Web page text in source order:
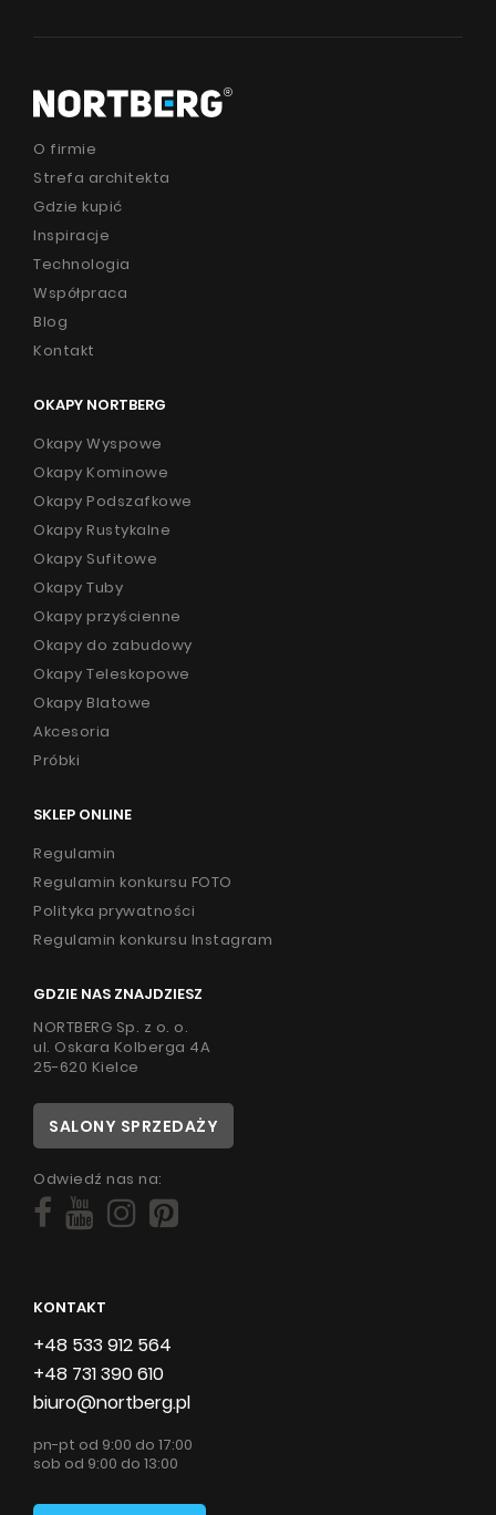
O firmie
Strefa architekta
Gdzie kupić
Inspiracje
Technologia
Współpraca
Blog
Kontakt
OKAPY NORTBERG
Okapy Wyspowe
Okapy Kominowe
Okapy Podszafkowe
Okapy Rustykalne
Okapy Sufitowe
Okapy Tuby
Okapy przyścienne
Okapy do zabudowy
Okapy Teleskopowe
Okapy Blatowe
Akcesoria
Próbki
SKLEP ONLINE
Regulamin
Regulamin konkursu FOTO
Polityka prywatności
Regulamin konkursu Instagram
GDZIE NAS ZNAJDZIESZ
NORTBERG Sp. z o. o.
ul. Oskara Kolberga 4A
25-620 Kielce
SALONY SPRZEDAŻY
Odwiedź nas na:
KONTAKT
+48 533 912 564
+48 731 390 610
biuro@nortberg.pl
pn-pt od 9:00 do 17:00
sob od 9:00 do 13:00